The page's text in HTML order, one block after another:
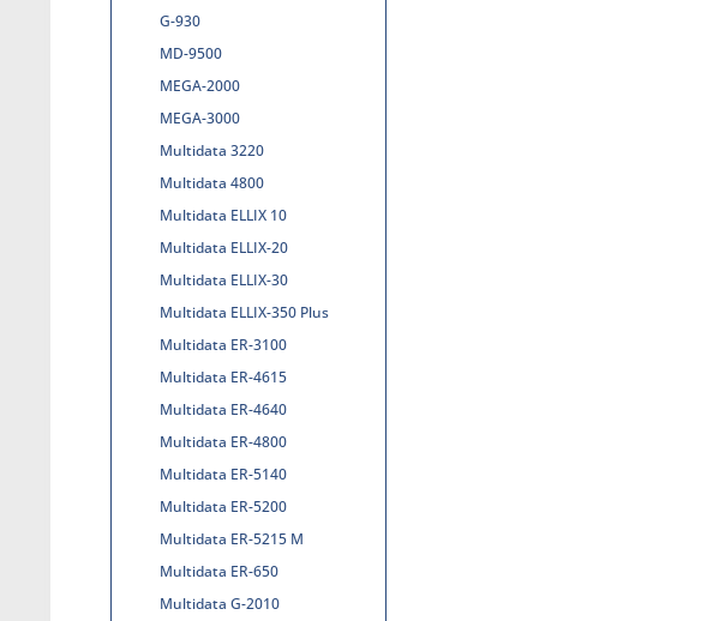
G-930
MD-9500
MEGA-2000
MEGA-3000
Multidata 3220
Multidata 4800
Multidata ELLIX 10
Multidata ELLIX-20
Multidata ELLIX-30
Multidata ELLIX-350 Plus
Multidata ER-3100
Multidata ER-4615
Multidata ER-4640
Multidata ER-4800
Multidata ER-5140
Multidata ER-5200
Multidata ER-5215 M
Multidata ER-650
Multidata G-2010